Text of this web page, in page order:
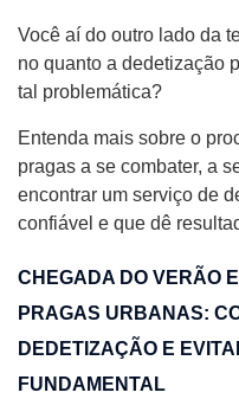
Você aí do outro lado da
no quanto a dedetização
tal problemática?
Entenda mais sobre o
pragas a se combater, a
encontrar um serviço de
confiável e que dê
CHEGADA DO VERÃO
PRAGAS URBANAS:
DEDETIZAÇÃO E
FUNDAMENTAL